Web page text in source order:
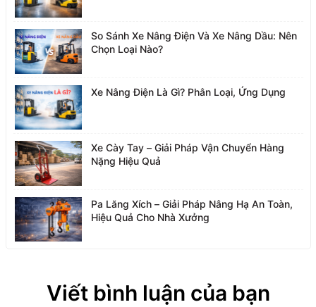
So Sánh Xe Nâng Điện Và Xe Nâng Dầu: Nên
Chọn Loại Nào?
Xe Nâng Điện Là Gì? Phân Loại, Ứng Dụng
Xe Cày Tay – Giải Pháp Vận Chuyển Hàng
Nặng Hiệu Quả
Pa Lăng Xích – Giải Pháp Nâng Hạ An Toàn,
Hiệu Quả Cho Nhà Xưởng
Viết bình luận của bạn